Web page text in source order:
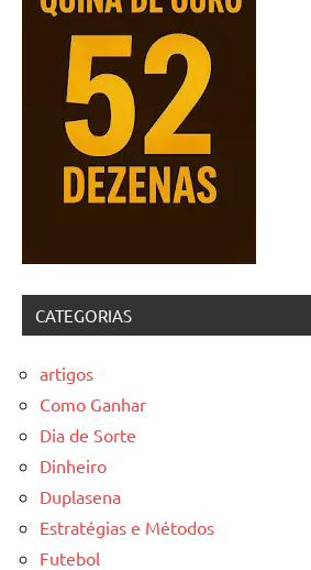
CATEGORIAS
artigos
Como Ganhar
Dia de Sorte
Dinheiro
Duplasena
Estratégias e Métodos
Futebol